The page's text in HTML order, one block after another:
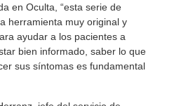
en Oculta, “esta serie de
herramienta muy original y
ayudar a los pacientes a
bien informado, saber lo que
sus síntomas es fundamental